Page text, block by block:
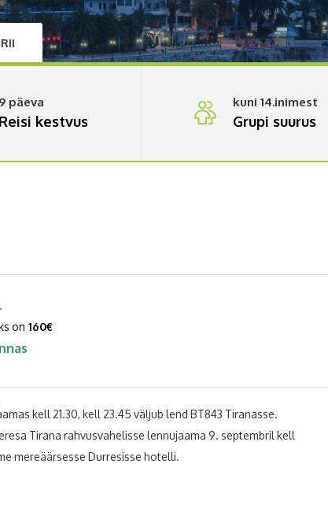
9 päeva
Reisi kestvus
kuni 14.inimest
Grupi suurus
on 160€
kell 21.30, kell 23.45 väljub lend BT843 Tiranasse.
Tirana rahvusvahelisse lennujaama 9. septembril kell
mereäärsesse Durresisse hotelli.